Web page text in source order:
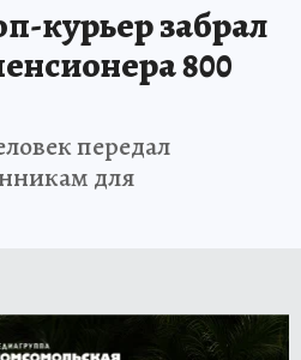
курьер забрал
800
передал
для